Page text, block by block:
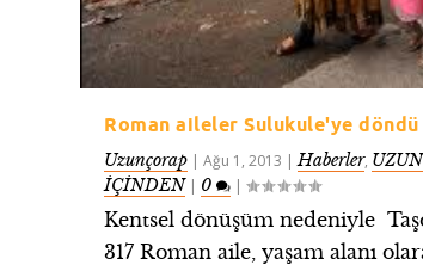
Roman aileler Sulukule'ye döndü
Uzunçorap |Ağu 1, 2013 |Haberler,
İÇİNDEN| 0 |
Kentsel dönüşüm nedeniyle
317 Roman aile, yaşam alanı